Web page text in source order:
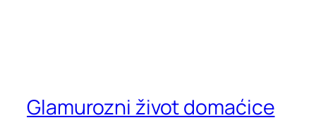
Glamurozni život domaćice